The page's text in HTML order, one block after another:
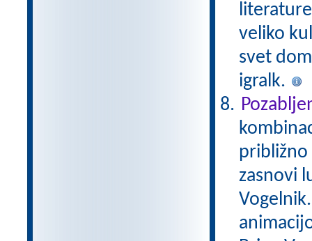
veliko
svet
igralk.
približno
zasnovi